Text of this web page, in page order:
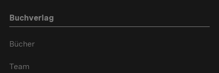
Buchverlag
Bücher
Team